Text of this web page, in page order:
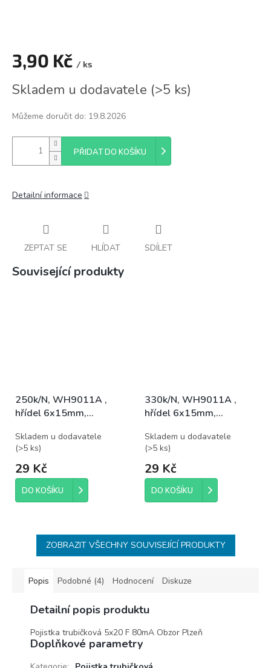
3,90 Kč / ks
cena:
Skladem u dodavatele (>5 ks)
Můžeme doručit do: 19.8.2026
PŘIDAT DO KOŠÍKU
Detailní informace
ZEPTAT SE HLÍDAT SDÍLET
Související produkty
250k/N, WH9011A ,
hřídel 6x15mm,
Skladem u dodavatele
(>5 ks)
29 Kč
DO KOŠÍKU
330k/N, WH9011A ,
hřídel 6x15mm,
Skladem u dodavatele
(>5 ks)
29 Kč
DO KOŠÍKU
ZOBRAZIT VŠECHNY SOUVISEJÍCÍ PRODUKTY
Popis Podobné (4) Hodnocení Diskuze
Detailní popis produktu
Pojistka trubičková 5x20 F 80mA Obzor Plzeň
Doplňkové parametry